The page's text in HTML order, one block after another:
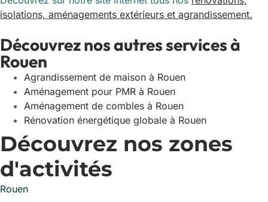
isolations, aménagements extérieurs et agrandissement.
Découvrez nos autres services à
Rouen
Agrandissement de maison à Rouen
Aménagement pour PMR à Rouen
Aménagement de combles à Rouen
Rénovation énergétique globale à Rouen
Découvrez nos zones
d'activités
Rouen